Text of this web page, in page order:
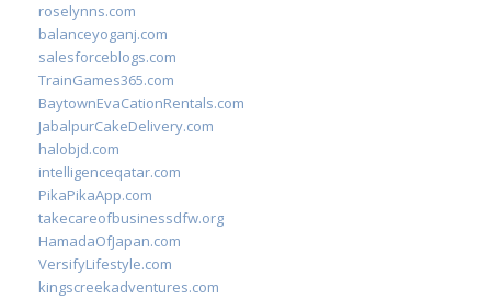
roselynns.com
balanceyoganj.com
salesforceblogs.com
TrainGames365.com
BaytownEvaCationRentals.com
JabalpurCakeDelivery.com
halobjd.com
intelligenceqatar.com
PikaPikaApp.com
takecareofbusinessdfw.org
HamadaOfJapan.com
VersifyLifestyle.com
kingscreekadventures.com